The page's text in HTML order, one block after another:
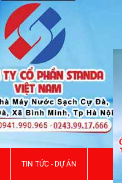
TIN TỨC - DỰ ÁN